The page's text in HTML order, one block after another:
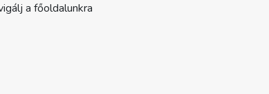
a főoldalunkra